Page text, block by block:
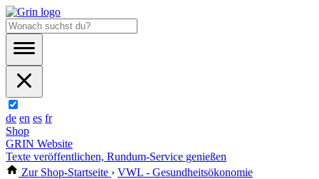
de en es fr
Shop
GRIN Website
Texte veröffentlichen, Rundum-Service genießen
Zur Shop-Startseite › VWL - Gesundheitsökonomie